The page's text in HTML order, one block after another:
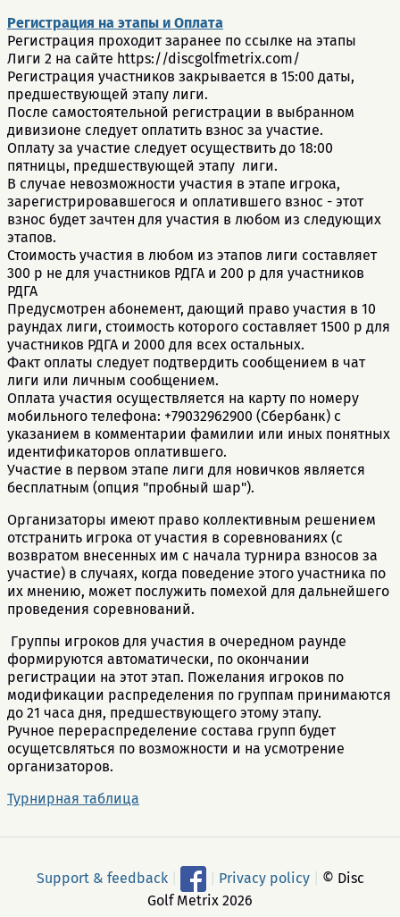
Регистрация на этапы и Оплата
Регистрация проходит заранее по ссылке на этапы
Лиги 2 на сайте https://discgolfmetrix.com/
Регистрация участников закрывается в 15:00 даты,
предшествующей этапу лиги.
После самостоятельной регистрации в выбранном
дивизионе следует оплатить взнос за участие.
Оплату за участие следует осуществить до 18:00
пятницы, предшествующей этапу лиги.
В случае невозможности участия в этапе игрока,
зарегистрировавшегося и оплатившего взнос - этот
взнос будет зачтен для участия в любом из следующих
этапов.
Стоимость участия в любом из этапов лиги составляет
300 р не для участников РДГА и 200 р для участников
РДГА
Предусмотрен абонемент, дающий право участия в 10
раундах лиги, стоимость которого составляет 1500 р для
участников РДГА и 2000 для всех остальных.
Факт оплаты следует подтвердить сообщением в чат
лиги или личным сообщением.
Оплата участия осуществляется на карту по номеру
мобильного телефона: +79032962900 (Сбербанк) с
указанием в комментарии фамилии или иных понятных
идентификаторов оплатившего.
Участие в первом этапе лиги для новичков является
бесплатным (опция "пробный шар").
Организаторы имеют право коллективным решением
отстранить игрока от участия в соревнованиях (с
возвратом внесенных им с начала турнира взносов за
участие) в случаях, когда поведение этого участника по
их мнению, может послужить помехой для дальнейшего
проведения соревнований.
Группы игроков для участия в очередном раунде
формируются автоматически, по окончании
регистрации на этот этап. Пожелания игроков по
модификации распределения по группам принимаются
до 21 часа дня, предшествующего этому этапу.
Ручное перераспределение состава групп будет
осущетсвляться по возможности и на усмотрение
организаторов.
Турнирная таблица
Support & feedback Privacy policy
© Disc
Golf Metrix 2026